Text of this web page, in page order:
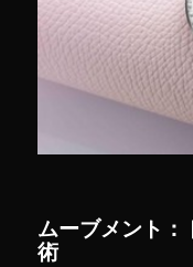
ムーブメント
術